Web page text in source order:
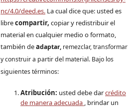
nc/4.0/deed.es. La cual dice que: usted es
librecompartir,copiar y redistribuir el
material en cualquier medio o formato,
también deadaptar, remezclar, transformar
y construir a partir del material. Bajo los
siguientes términos:
Atribución: usted debe darcrédito
de manera adecuada , brindar un